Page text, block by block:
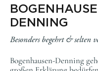
DENNING
Besonders begehrt & selten
Bogenhausen-Denning